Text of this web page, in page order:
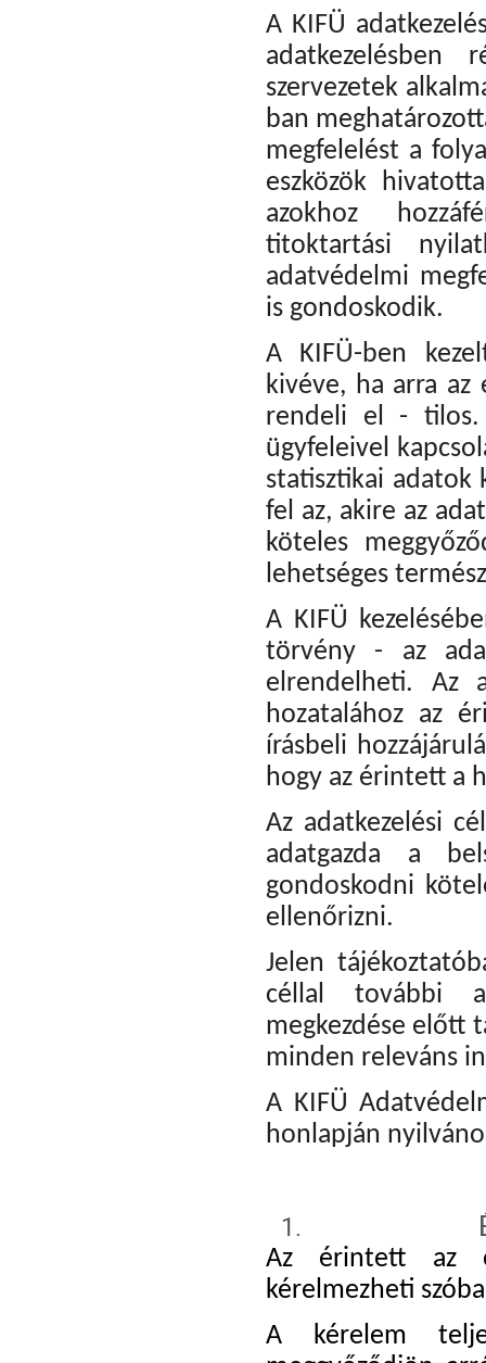
A KIFÜ
adatkezelésben
szervezetek
ban
megfelelést a
eszközök
azokhoz
titoktartási
adatvédelmi
is gondoskodik.
A KIFÜ-ben
kivéve, ha arra
rendeli el - tilos.
ügyfeleivel
statisztikai adatok
fel az, akire az
köteles
lehetséges
A KIFÜ
törvény - az
elrendelheti. Az
hozatalához az
írásbeli
hogy az érintett a
Az adatkezelési
adatgazda a
gondoskodni
ellenőrizni.
Jelen
céllal további
megkezdése előtt
minden releváns
A KIFÜ
honlapján
Az érintett az
kérelmezheti
A kérelem